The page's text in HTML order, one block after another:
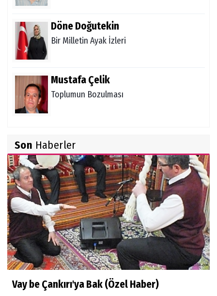
Döne Doğutekin
Bir Milletin Ayak İzleri
Mustafa Çelik
Toplumun Bozulması
Temmuz 2026 Kira Artış Oranı Nasıl
Hesaplanır?
Ahmet Mutlu
Çocuk Koruma Kanunu'nun Amacı
Gündoğdu Yıldırım
Güne Dair
Son Haberler
Vay be Çankırı'ya Bak (Özel Haber)